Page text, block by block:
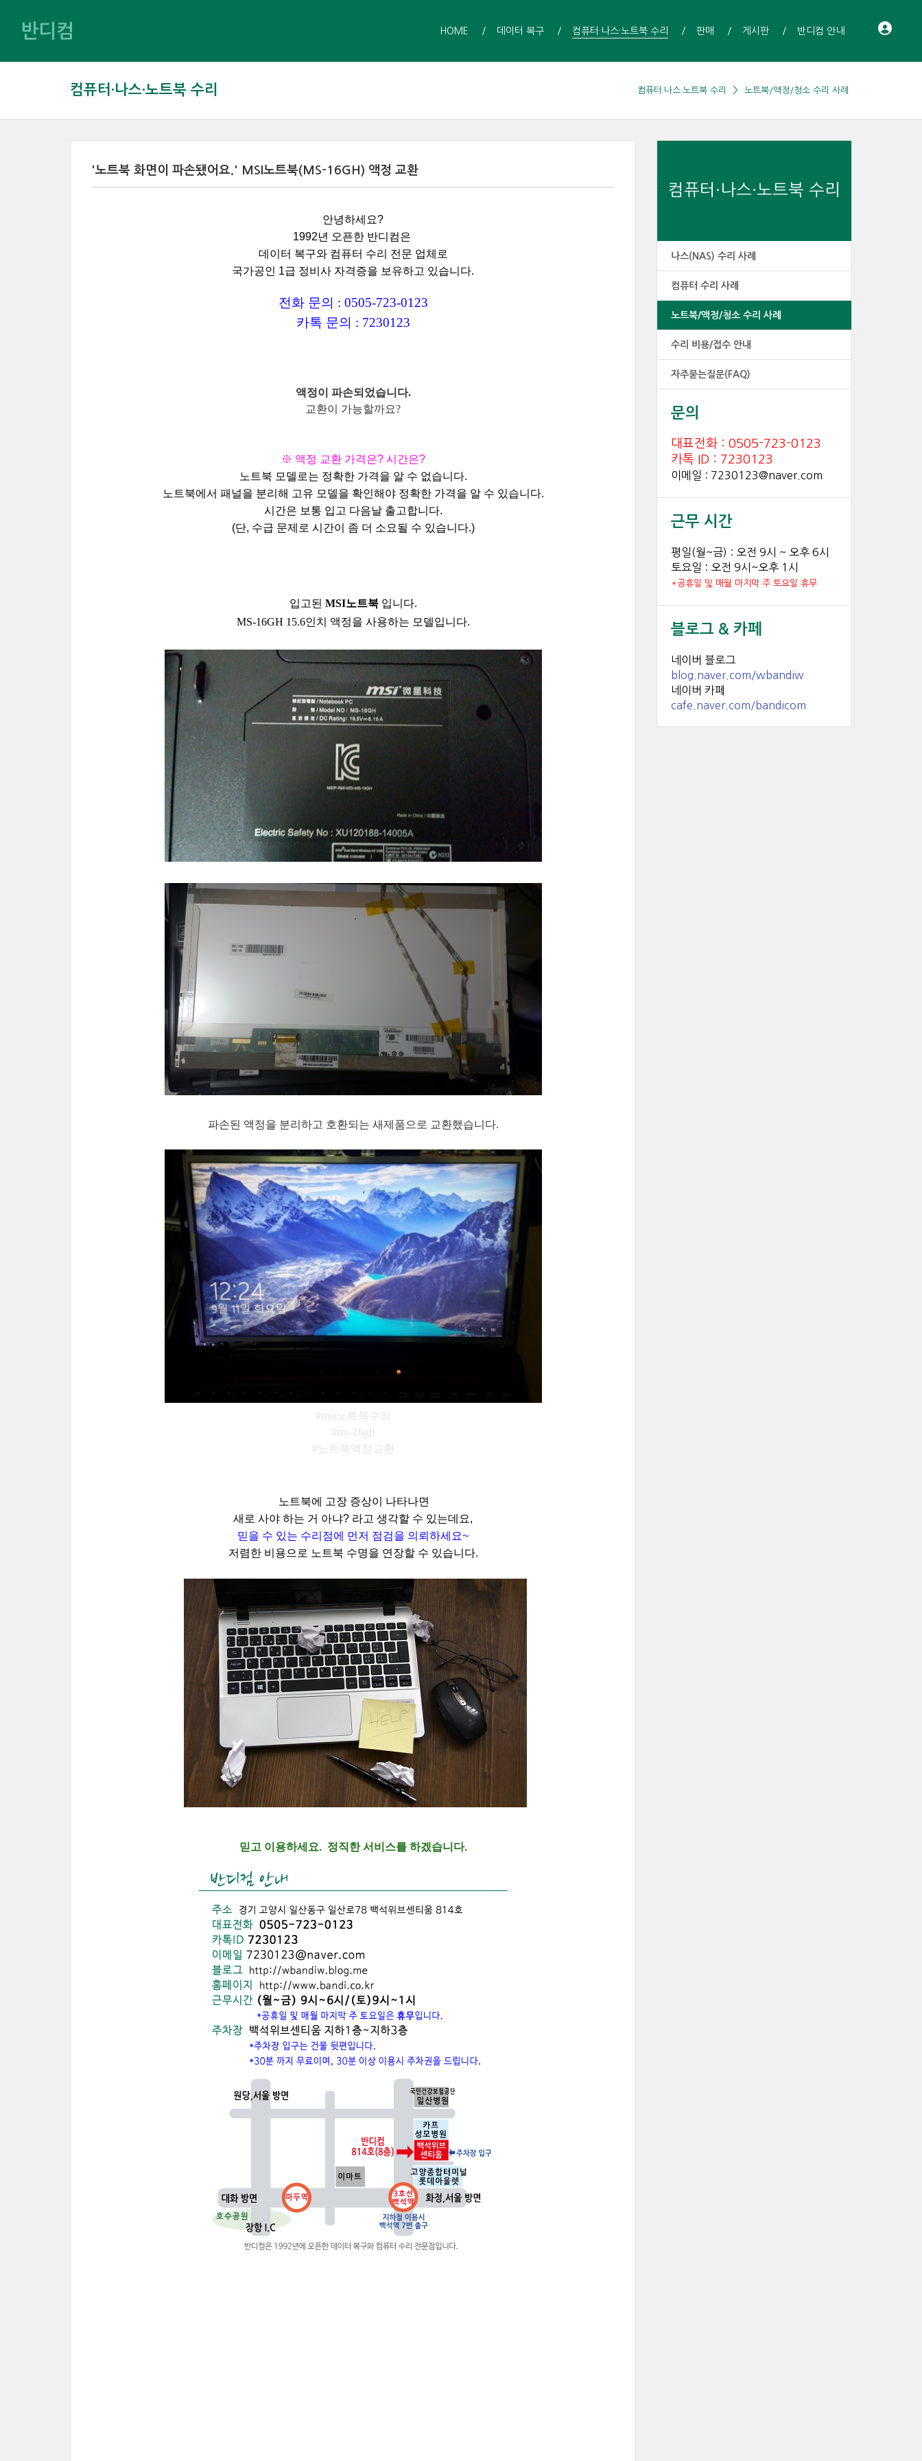
반디컴 HOME 데이터 복구 컴퓨터·나스·노트북 수리 판매 게시판 반디컴 안내
컴퓨터·나스·노트북 수리 컴퓨터·나스·노트북 수리 노트북/액정/청소 수리 사례
컴퓨터·나스·노트북 수리
나스(NAS) 수리 사례
컴퓨터 수리 사례
노트북/액정/청소 수리 사례
수리 비용/접수 안내
자주묻는질문(FAQ)
문의
대표전화 : 0505-723-0123
카톡 ID : 7230123
이메일 : 7230123@naver.com
근무 시간
평일(월~금) : 오전 9시 ~ 오후 6시
토요일 : 오전 9시~오후 1시
*공휴일 및 매월 마지막 주 토요일 휴무
블로그 & 카페
네이버 블로그
blog.naver.com/wbandiw
네이버 카페
cafe.naver.com/bandicom
'노트북 화면이 파손됐어요.' MSI노트북(MS-16GH) 액정 교환
안녕하세요?
1992년 오픈한 반디컴은
데이터 복구와 컴퓨터 수리 전문 업체로
국가공인 1급 정비사 자격증을 보유하고 있습니다.
전화 문의 : 0505-723-0123
카톡 문의 : 7230123
액정이 파손되었습니다.
교환이 가능할까요?
※ 액정 교환 가격은? 시간은?
노트북 모델로는 정확한 가격을 알 수 없습니다.
노트북에서 패널을 분리해 고유 모델을 확인해야 정확한 가격을 알 수 있습니다.
시간은 보통 입고 다음날 출고합니다.
(단, 수급 문제로 시간이 좀 더 소요될 수 있습니다.)
입고된 MSI노트북 입니다.
MS-16GH 15.6인치 액정을 사용하는 모델입니다.
파손된 액정을 분리하고 호환되는 새제품으로 교환했습니다.
#msi노트북수리
#ms-16gh
#노트북액정교환
노트북에 고장 증상이 나타나면
새로 사야 하는 거 아냐? 라고 생각할 수 있는데요,
믿을 수 있는 수리점에 먼저 점검을 의뢰하세요~
저렴한 비용으로 노트북 수명을 연장할 수 있습니다.
믿고 이용하세요. 정직한 서비스를 하겠습니다.